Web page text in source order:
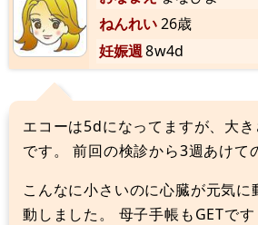
ねんれい26歳
妊娠週8w4d
エコーは5dになってますが、大
です。 前回の検診から3週あけて
こんなに小さいのに心臓が元気
動しました。 母子手帳もGETです